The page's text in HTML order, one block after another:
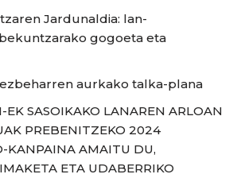
Jardunaldia: lan-
gogoeta eta
aurkako talka-plana
EK SASOIKAKO LANAREN ARLOAN
PREBENITZEKO 2024
KANPAINA AMAITU DU,
ETA UDABERRIKO